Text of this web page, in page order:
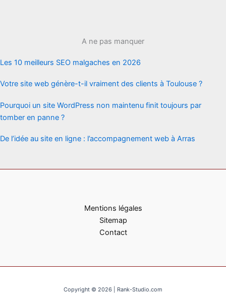
A ne pas manquer
Les 10 meilleurs SEO malgaches en 2026
Votre site web génère-t-il vraiment des clients à Toulouse ?
Pourquoi un site WordPress non maintenu finit toujours par
tomber en panne ?
De l’idée au site en ligne : l’accompagnement web à Arras
Mentions légales
Sitemap
Contact
Copyright © 2026 | Rank-Studio.com